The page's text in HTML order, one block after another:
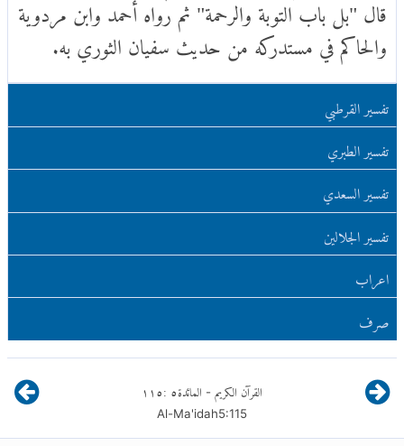
تفسير القرطبي
تفسير الطبري
تفسير السعدي
تفسير الجلالين
اعراب
صرف
القرآن الكريم - المائدة٥:١١٥
Al-Ma'idah5:115